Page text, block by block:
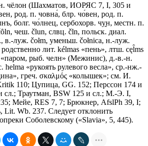
чёлон (Шахматов, ИОРЯС 7, I, 305 и
род. п. човна́, блр. чо́вен, род. п.
болг. чо́лнец, сербохорв. чу̯н, местн. п.
чеш. člun, слвц. čln, польск. диал.
в.-луж. čоłm, уменьш. čоłniса, н.-луж.
лит. kélmas «пень», лтш. cęl̂ms
рыб. челн» (Межинис), д.-в.-н.
helma «рукоять рулевого весла», ср.-нж.-
греч. σκαλμός «колышек»; см. И.
110; Цупица, GG. 152; Перссон 174 и
сл.; Траутман, ВSW 125 и сл.; М.-Э. I,
Мейе, RЕS 7, 7; Брюкнер, AfslPh 39, I;
Lit. Wb. 237. Следует отклонить
Соболевскому («Slavia», 5, 445).